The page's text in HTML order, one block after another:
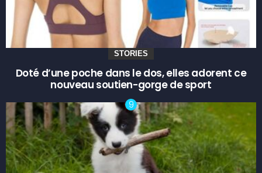
STORIES
Doté d’une poche dans le dos, elles adorent ce
nouveau soutien-gorge de sport